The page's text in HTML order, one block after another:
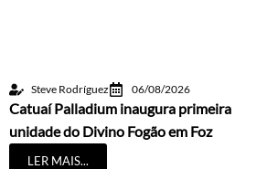
Steve Rodríguez 06/08/2026
Catuaí Palladium inaugura primeira
unidade do Divino Fogão em Foz
LER MAIS...